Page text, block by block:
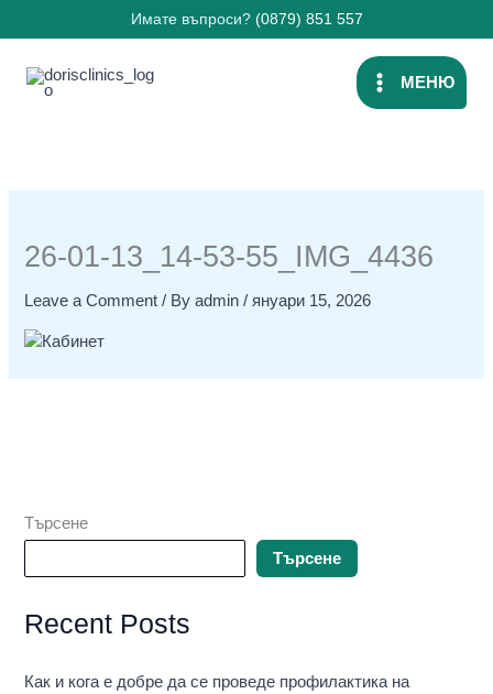
to
Имате въпроси? (0879) 851 557
МЕНЮ
26-01-13_14-53-55_IMG_4436
Leave a Comment / Byadmin/януари 15, 2026
Търсене
Търсене
Recent Posts
Как и кога е добре да се проведе профилактика на